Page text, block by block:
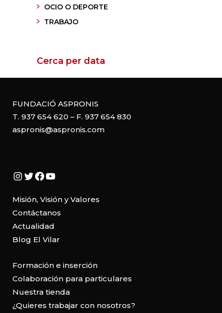
OCIO O DEPORTE
TRABAJO
Cerca per data
FUNDACIÓ ASPRONIS
T. 937 654 620 – F. 937 654 830
aspronis@aspronis.com
Instagram
Twitter
Facebook
YouTube
Misión, Visión y Valores
Contáctanos
Actualidad
Blog El Vilar
Formación e inserción
Colaboración para particulares
Nuestra tienda
¿Quieres trabajar con nosotros?